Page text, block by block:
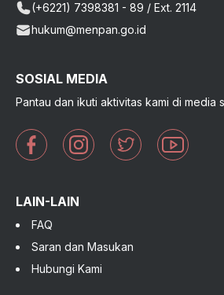
(+6221) 7398381 - 89 / Ext. 2114
hukum@menpan.go.id
SOSIAL MEDIA
Pantau dan ikuti aktivitas kami di media
LAIN-LAIN
FAQ
Saran dan Masukan
Hubungi Kami